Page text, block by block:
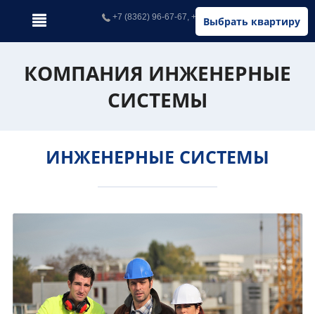
Выбрать квартиру
+7 (8362) 96-67-67, +7 (902) 326-67-67
КОМПАНИЯ ИНЖЕНЕРНЫЕ
СИСТЕМЫ
ИНЖЕНЕРНЫЕ СИСТЕМЫ